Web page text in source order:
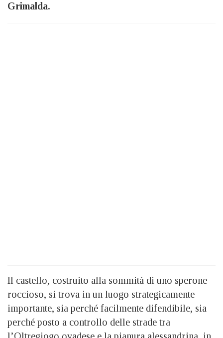
Grimalda.
Il castello, costruito alla sommità di uno sperone
roccioso, si trova in un luogo strategicamente
importante, sia perché facilmente difendibile, sia
perché posto a controllo delle strade tra